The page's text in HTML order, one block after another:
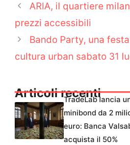
ARIA, il quartiere
prezzi accessibili
Bando Party, una
cultura urban sabato 31
Articoli recenti
TradeLab lancia
minibond da 2
euro: Banca
acquista il 50%